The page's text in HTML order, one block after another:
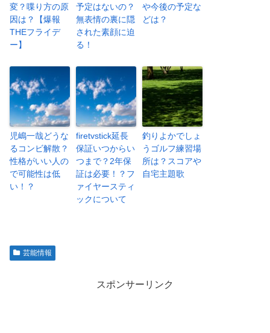
変？喋り方の原
因は？【爆報
THEフライデ
ー】
予定はないの？
無表情の裏に隠
された素顔に迫
る！
や今後の予定な
どは？
児嶋一哉どうな
るコンビ解散？
性格がいい人の
で可能性は低
い！？
firetvstick延長
保証いつからい
つまで？2年保
証は必要！？フ
ァイヤースティ
ックについて
釣りよかでしょ
うゴルフ練習場
所は？スコアや
自宅主題歌
芸能情報
スポンサーリンク